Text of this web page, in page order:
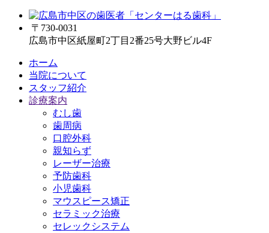
〒730-0031
広島市中区紙屋町2丁目2番25号大野ビル4F
ホーム
当院について
スタッフ紹介
診療案内
むし歯
歯周病
口腔外科
親知らず
レーザー治療
予防歯科
小児歯科
マウスピース矯正
セラミック治療
セレックシステム